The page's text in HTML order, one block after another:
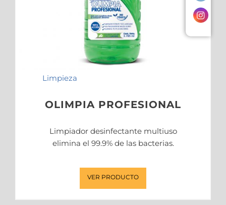
Limpieza
OLIMPIA PROFESIONAL
Limpiador desinfectante multiuso
elimina el 99.9% de las bacterias.
VER PRODUCTO